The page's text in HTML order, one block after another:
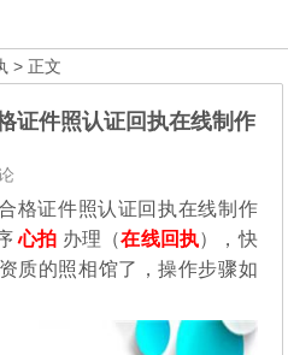
> 正文
证件照认证回执在线制作
格证件照认证回执在线制作
心拍 办理（在线回执），快
质的照相馆了，操作步骤如